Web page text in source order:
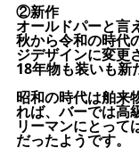
②新作
オールドパーと言
秋から令和の時代
ジデザインに変更
18年物も装いも新
昭和の時代は舶来
れば、バーでは高
リーマンにとって
だったようです。